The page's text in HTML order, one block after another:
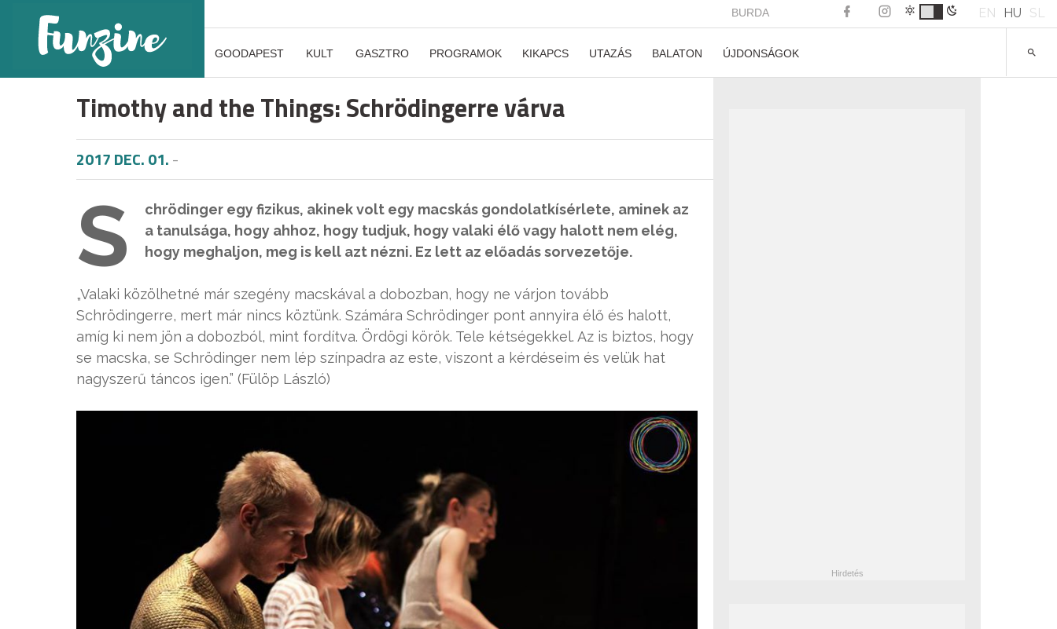
BURDA EN HU SL
GOODAPEST KULT GASZTRO PROGRAMOK KIKAPCS UTAZÁS BALATON ÚJDONSÁGOK
Timothy and the Things: Schrödingerre várva
2017 DEC. 01.-
S
chrödinger egy fizikus, akinek volt egy macskás gondolatkísérlete, aminek az
a tanulsága, hogy ahhoz, hogy tudjuk, hogy valaki élő vagy halott nem elég,
hogy meghaljon, meg is kell azt nézni. Ez lett az előadás sorvezetője.
„Valaki közölhetné már szegény macskával a dobozban, hogy ne várjon tovább
Schrödingerre, mert már nincs köztünk. Számára Schrödinger pont annyira élő és halott,
amíg ki nem jön a dobozból, mint fordítva. Ördögi körök. Tele kétségekkel. Az is biztos, hogy
se macska, se Schrödinger nem lép színpadra az este, viszont a kérdéseim és velük hat
nagyszerű táncos igen.” (Fülöp László)